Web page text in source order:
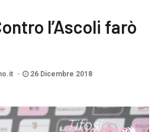
l’Ascoli farò
26 Dicembre 2018